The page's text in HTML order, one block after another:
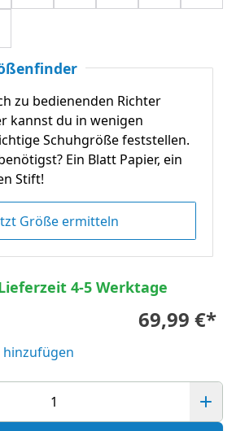
zu bedienenden Richter
kannst du in wenigen
Schuhgröße feststellen.
Ein Blatt Papier, ein
Stift!
Größe ermitteln
4-5 Werktage
69,99 €*
hinzufügen